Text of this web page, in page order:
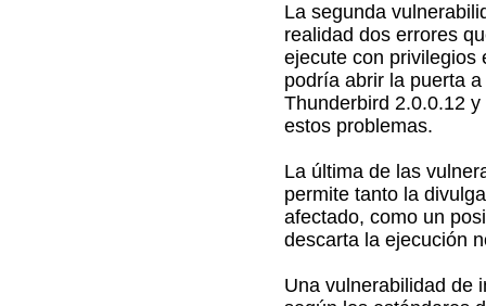
La segunda
realidad dos errores
ejecute con privilegios
podría abrir la puerta
Thunderbird 2.0.0.12
estos problemas.
La última de las
permite tanto la
afectado, como un
descarta la ejecución
Una vulnerabilidad de